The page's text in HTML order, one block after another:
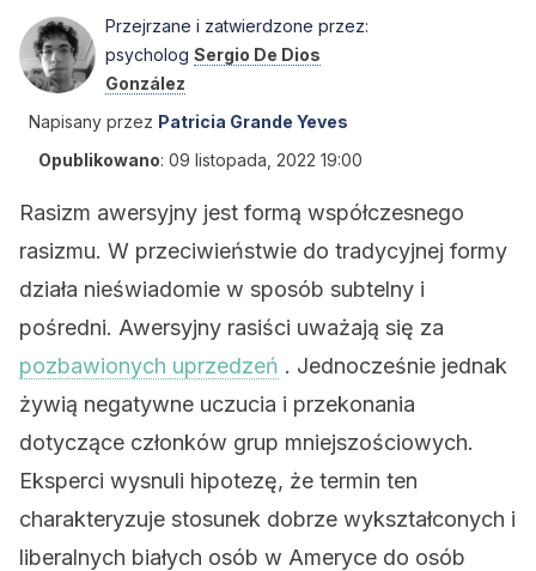
Przejrzane i zatwierdzone przez:
psycholog Sergio De Dios
González
Napisany przez Patricia Grande Yeves
Opublikowano: 09 listopada, 2022 19:00
Rasizm awersyjny jest formą współczesnego
rasizmu. W przeciwieństwie do tradycyjnej formy
działa nieświadomie w sposób subtelny i
pośredni. Awersyjny rasiści uważają się za
pozbawionych uprzedzeń . Jednocześnie jednak
żywią negatywne uczucia i przekonania
dotyczące członków grup mniejszościowych.
Eksperci wysnuli hipotezę, że termin ten
charakteryzuje stosunek dobrze wykształconych i
liberalnych białych osób w Ameryce do osób